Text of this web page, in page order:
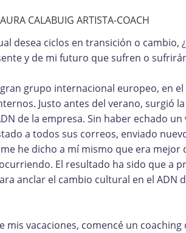
CALABUIG ARTISTA-COACH
desea ciclos en transición o cambio,
y de mi futuro que sufren o
grupo internacional europeo, en
Justo antes del verano, surgió
de la empresa. Sin haber echado
a todos sus correos, enviado
he dicho a mí mismo que era mejor
El resultado ha sido que a
anclar el cambio cultural en el ADN
mis vacaciones, comencé un